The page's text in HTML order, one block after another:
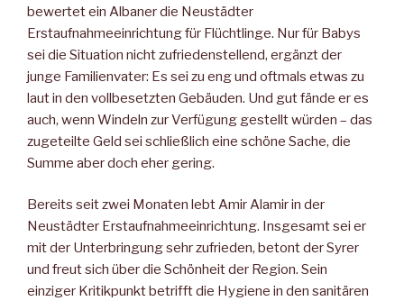
bewertet ein Albaner die Neustädter
Erstaufnahmeeinrichtung für Flüchtlinge. Nur für Babys
sei die Situation nicht zufriedenstellend, ergänzt der
junge Familienvater: Es sei zu eng und oftmals etwas zu
laut in den vollbesetzten Gebäuden. Und gut fände er es
auch, wenn Windeln zur Verfügung gestellt würden – das
zugeteilte Geld sei schließlich eine schöne Sache, die
Summe aber doch eher gering.
Bereits seit zwei Monaten lebt Amir Alamir in der
Neustädter Erstaufnahmeeinrichtung. Insgesamt sei er
mit der Unterbringung sehr zufrieden, betont der Syrer
und freut sich über die Schönheit der Region. Sein
einziger Kritikpunkt betrifft die Hygiene in den sanitären